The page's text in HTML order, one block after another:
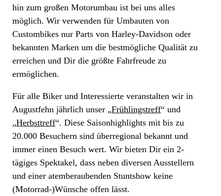
hin zum großen Motorumbau ist bei uns alles
möglich. Wir verwenden für Umbauten von
Custombikes nur Parts von Harley-Davidson oder
bekannten Marken um die bestmögliche Qualität zu
erreichen und Dir die größte Fahrfreude zu
ermöglichen.
Für alle Biker und Interessierte veranstalten wir in
Augustfehn jährlich unser „Frühlingstreff“ und
„Herbsttreff“. Diese Saisonhighlights mit bis zu
20.000 Besuchern sind überregional bekannt und
immer einen Besuch wert. Wir bieten Dir ein 2-
tägiges Spektakel, dass neben diversen Ausstellern
und einer atemberaubenden Stuntshow keine
(Motorrad-)Wünsche offen lässt.